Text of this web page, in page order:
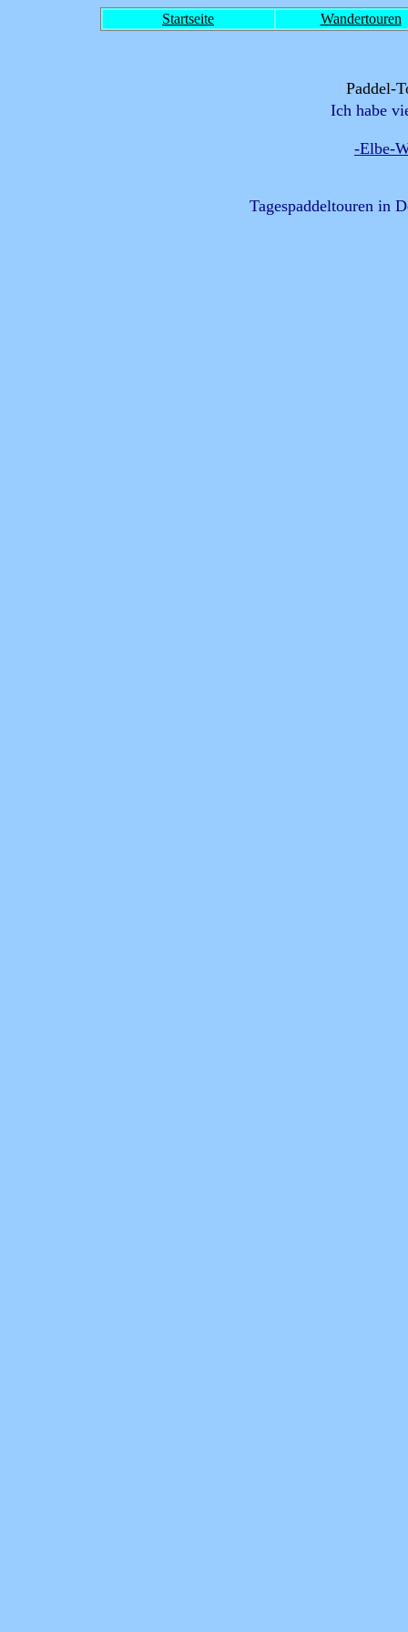
Startseite Wandertouren
Paddel-
Ich habe
-Elbe-
Tagespaddeltouren in